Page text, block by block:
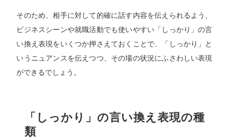
そのため、相手に対して的確に話す内容を伝えられるよう、
ビジネスシーンや就職活動でも使いやすい「しっかり」の言
い換え表現をいくつか押さえておくことで、「しっかり」と
いうニュアンスを伝えつつ、その場の状況にふさわしい表現
ができるでしょう。
「しっかり」の言い換え表現の種
類